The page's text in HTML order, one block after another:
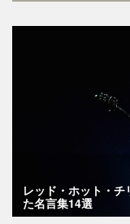
レッド・ホット・
た名言集14選